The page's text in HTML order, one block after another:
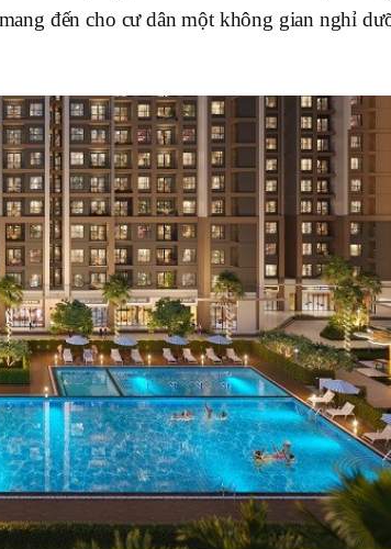
đến cho cư dân một không gian nghỉ